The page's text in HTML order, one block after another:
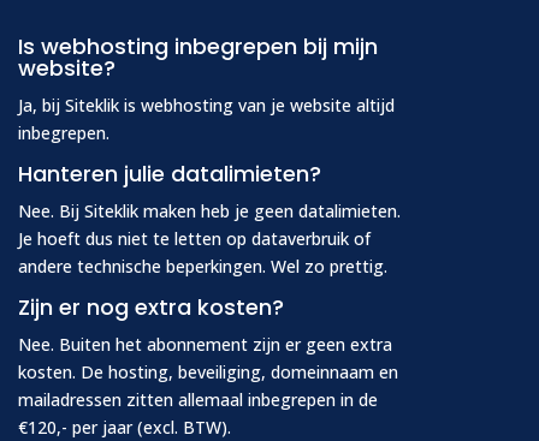
Is webhosting inbegrepen bij mijn
website?
Ja, bij Siteklik is webhosting van je website altijd
inbegrepen.
Hanteren julie datalimieten?
Nee. Bij Siteklik maken heb je geen datalimieten.
Je hoeft dus niet te letten op dataverbruik of
andere technische beperkingen. Wel zo prettig.
Zijn er nog extra kosten?
Nee. Buiten het abonnement zijn er geen extra
kosten. De hosting, beveiliging, domeinnaam en
mailadressen zitten allemaal inbegrepen in de
€120,- per jaar (excl. BTW).